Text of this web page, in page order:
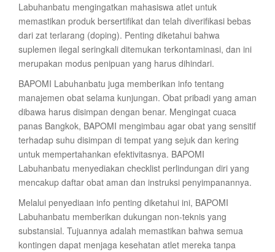
Labuhanbatu mengingatkan mahasiswa atlet untuk
memastikan produk bersertifikat dan telah diverifikasi bebas
dari zat terlarang (doping). Penting diketahui bahwa
suplemen ilegal seringkali ditemukan terkontaminasi, dan ini
merupakan modus penipuan yang harus dihindari.
BAPOMI Labuhanbatu juga memberikan info tentang
manajemen obat selama kunjungan. Obat pribadi yang aman
dibawa harus disimpan dengan benar. Mengingat cuaca
panas Bangkok, BAPOMI mengimbau agar obat yang sensitif
terhadap suhu disimpan di tempat yang sejuk dan kering
untuk mempertahankan efektivitasnya. BAPOMI
Labuhanbatu menyediakan checklist perlindungan diri yang
mencakup daftar obat aman dan instruksi penyimpanannya.
Melalui penyediaan info penting diketahui ini, BAPOMI
Labuhanbatu memberikan dukungan non-teknis yang
substansial. Tujuannya adalah memastikan bahwa semua
kontingen dapat menjaga kesehatan atlet mereka tanpa